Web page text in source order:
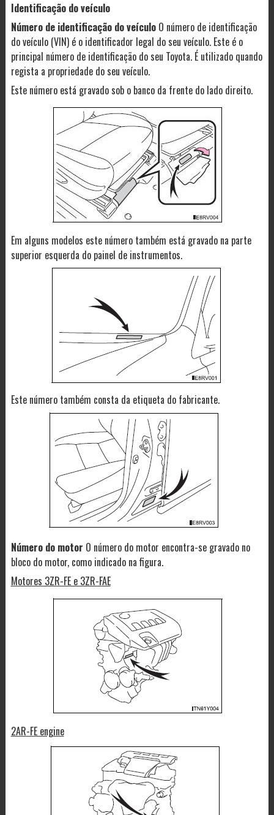
Identificação do veículo
Número de identificação do veículo O número de identificação
do veículo (VIN) é o identificador legal do seu veículo. Este é o
principal número de identificação do seu Toyota. É utilizado quando
regista a propriedade do seu veículo.
Este número está gravado sob o banco da frente do lado direito.
Em alguns modelos este número também está gravado na parte
superior esquerda do painel de instrumentos.
Este número também consta da etiqueta do fabricante.
Número do motor O número do motor encontra-se gravado no
bloco do motor, como indicado na figura.
Motores 3ZR-FE e 3ZR-FAE
2AR-FE engine